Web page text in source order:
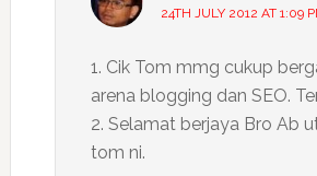
24TH JULY 2012 AT 1:09
1. Cik Tom mmg cukup
arena blogging dan SEO.
2. Selamat berjaya Bro Ab
tom ni.